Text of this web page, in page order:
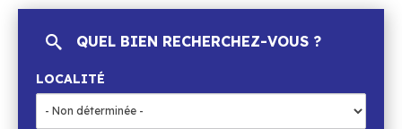
QUEL BIEN RECHERCHEZ-VOUS ?
LOCALITÉ